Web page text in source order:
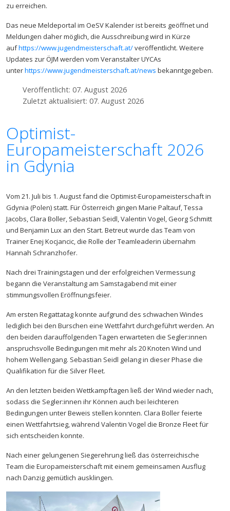
zu erreichen.
Das neue Meldeportal im OeSV Kalender ist bereits geöffnet und
Meldungen daher möglich, die Ausschreibung wird in Kürze
aufhttps://www.jugendmeisterschaft.at/veröffentlicht. Weitere
Updates zur ÖJM werden vom Veranstalter UYCAs
unterhttps://www.jugendmeisterschaft.at/news bekanntgegeben.
Veröffentlicht: 07. August 2026
Zuletzt aktualisiert: 07. August 2026
Optimist-
Europameisterschaft 2026
in Gdynia
Vom 21. Juli bis 1. August fand die Optimist-Europameisterschaft in
Gdynia (Polen) statt. Für Österreich gingen Marie Paltauf, Tessa
Jacobs, Clara Boller, Sebastian Seidl, Valentin Vogel, Georg Schmitt
und Benjamin Lux an den Start. Betreut wurde das Team von
Trainer Enej Kocjancic, die Rolle der Teamleaderin übernahm
Hannah Schranzhofer.
Nach drei Trainingstagen und der erfolgreichen Vermessung
begann die Veranstaltung am Samstagabend mit einer
stimmungsvollen Eröffnungsfeier.
Am ersten Regattatag konnte aufgrund des schwachen Windes
lediglich bei den Burschen eine Wettfahrt durchgeführt werden. An
den beiden darauffolgenden Tagen erwarteten die Segler:innen
anspruchsvolle Bedingungen mit mehr als 20 Knoten Wind und
hohem Wellengang. Sebastian Seidl gelang in dieser Phase die
Qualifikation für die Silver Fleet.
An den letzten beiden Wettkampftagen ließ der Wind wieder nach,
sodass die Segler:innen ihr Können auch bei leichteren
Bedingungen unter Beweis stellen konnten. Clara Boller feierte
einen Wettfahrtsieg, während Valentin Vogel die Bronze Fleet für
sich entscheiden konnte.
Nach einer gelungenen Siegerehrung ließ das österreichische
Team die Europameisterschaft mit einem gemeinsamen Ausflug
nach Danzig gemütlich ausklingen.